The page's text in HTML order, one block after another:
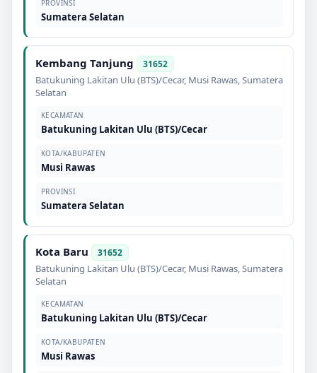
PROVINSI
Sumatera Selatan
Kembang Tanjung 31652
Batukuning Lakitan Ulu (BTS)/Cecar, Musi Rawas,Sumatera
Selatan
KECAMATAN
Batukuning Lakitan Ulu (BTS)/Cecar
KOTA/KABUPATEN
Musi Rawas
PROVINSI
Sumatera Selatan
Kota Baru 31652
Batukuning Lakitan Ulu (BTS)/Cecar, Musi Rawas,Sumatera
Selatan
KECAMATAN
Batukuning Lakitan Ulu (BTS)/Cecar
KOTA/KABUPATEN
Musi Rawas